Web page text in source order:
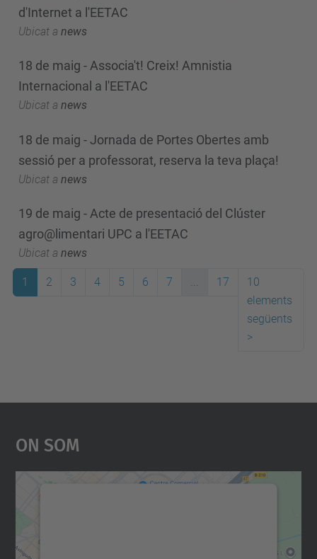
d'Internet a l'EETAC
Ubicat a news
18 de maig - Associa't! Creix! Amnistia
Internacional a l'EETAC
Ubicat a news
18 de maig - Jornada de Portes Obertes amb
sessió per a professorat, reserva la teva plaça!
Ubicat a news
19 de maig - Acte de presentació del Clúster
agro@limentari UPC a l'EETAC
Ubicat a news
1 2 3 4 5 6 7 ... 17
10
elements
següents
>
On Som